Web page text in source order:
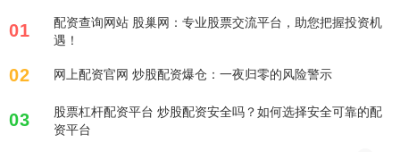
01
配资查询网站 股巢网：专业股票交流平台，助您把握投资机
遇！
02 网上配资官网 炒股配资爆仓：一夜归零的风险警示
03
股票杠杆配资平台 炒股配资安全吗？如何选择安全可靠的配
资平台